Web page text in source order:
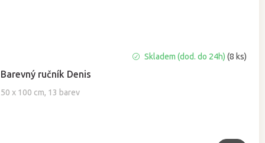
Barevný ručník Denis
50 x 100 cm, 13 barev
hodnocení
produktu
je
Skladem (dod. do 24h)(8 ks)